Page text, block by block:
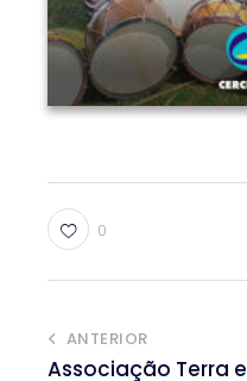
0
ANTERIOR
Associação Terra e